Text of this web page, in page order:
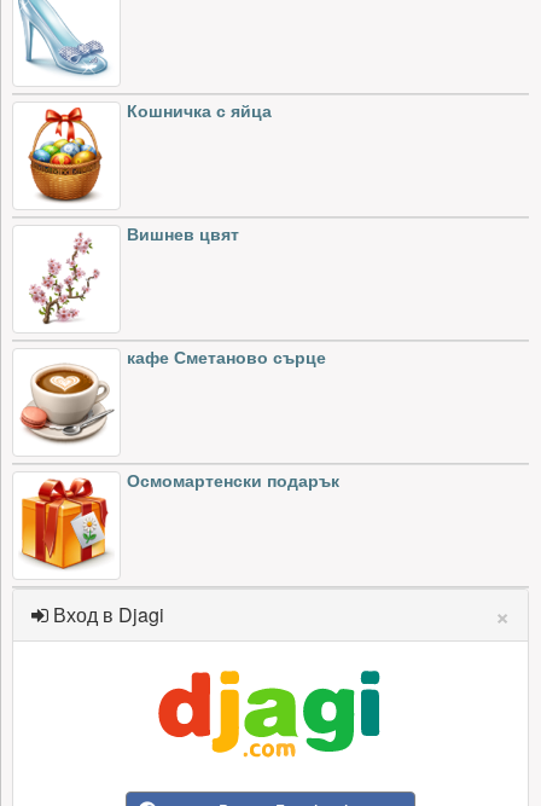
Кошничка с яйца
Вишнев цвят
кафе Сметаново сърце
Осмомартенски подарък
Вход в Djagi ×